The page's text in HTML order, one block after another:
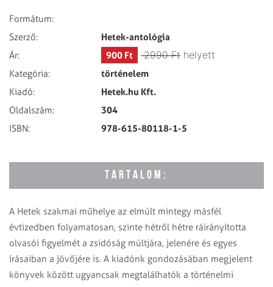
Formátum:
Szerző:
Hetek-antológia
Ár: 900 Ft 2990 Fthelyett
Kategória: történelem
Kiadó: Hetek.hu Kft.
Oldalszám: 304
ISBN: 978-615-80118-1-5
TARTALOM:
A Hetek szakmai műhelye az elmúlt mintegy másfél
évtizedben folyamatosan, szinte hétről hétre ráirányította
olvasói figyelmét a zsidóság múltjára, jelenére és egyes
írásaiban a jövőjére is. A kiadónk gondozásában megjelent
könyvek között ugyancsak megtalálhatók a történelmi